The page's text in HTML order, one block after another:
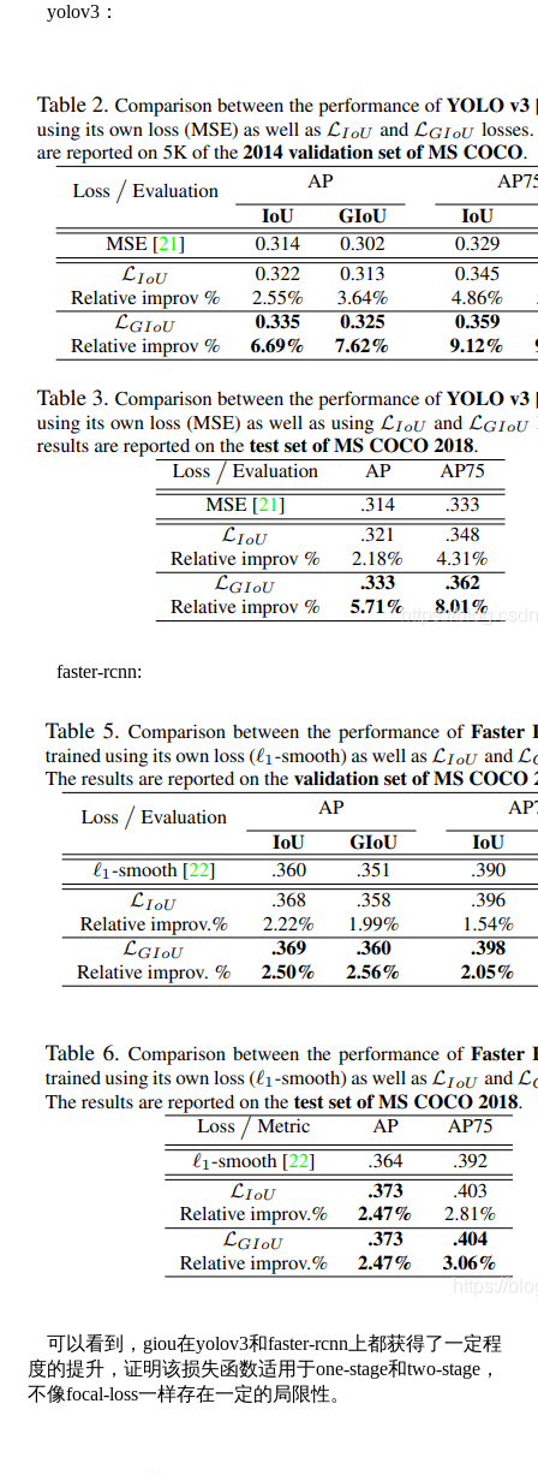
yolov3：
faster-rcnn:
可以看到，giou在yolov3和faster-rcnn上都获得了一定程
度的提升，证明该损失函数适用于one-stage和two-stage，
不像focal-loss一样存在一定的局限性。